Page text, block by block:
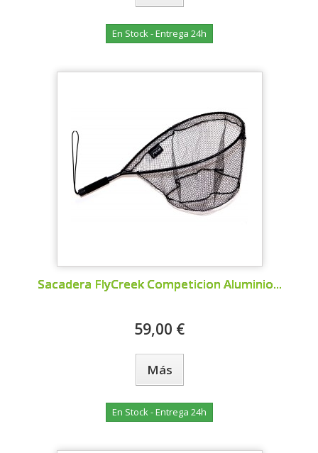
En Stock - Entrega 24h
Sacadera FlyCreek Competicion Aluminio...
59,00 €
Más
En Stock - Entrega 24h